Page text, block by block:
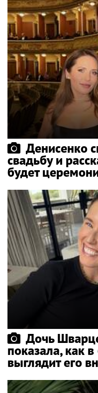
Денисенко
свадьбу и
будет
Дочь
показала, как
выглядит его